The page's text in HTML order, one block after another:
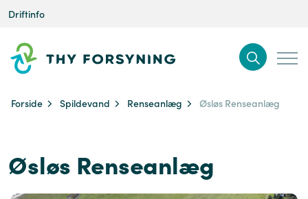
Driftinfo
Forside Spildevand Renseanlæg Øsløs Renseanlæg
Øsløs Renseanlæg